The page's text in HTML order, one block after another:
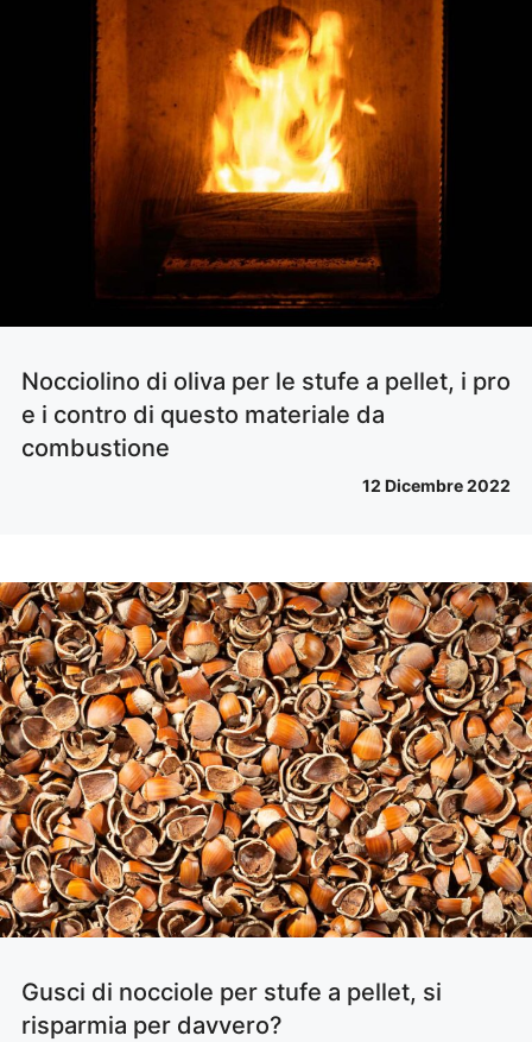
Nocciolino di oliva per le stufe a pellet, i pro
e i contro di questo materiale da
combustione
12 Dicembre 2022
Gusci di nocciole per stufe a pellet, si
risparmia per davvero?